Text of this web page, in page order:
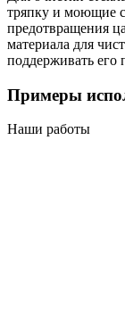
тряпку и моющие
предотвращения
материала для
поддерживать его
Примеры
Наши работы